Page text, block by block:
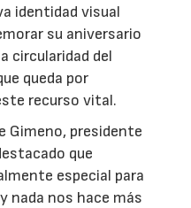
identidad visual
su aniversario
circularidad del
queda por
recurso vital.
Gimeno, presidente
que
especial para
nada nos hace más